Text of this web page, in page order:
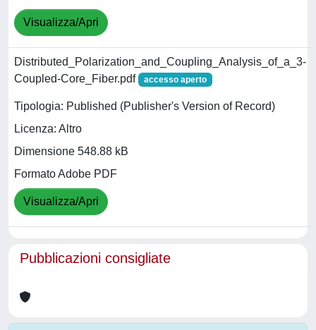
Visualizza/Apri
Distributed_Polarization_and_Coupling_Analysis_of_a_3-
Coupled-Core_Fiber.pdf
accesso aperto
Tipologia: Published (Publisher's Version of Record)
Licenza: Altro
Dimensione 548.88 kB
Formato Adobe PDF
Visualizza/Apri
Pubblicazioni consigliate